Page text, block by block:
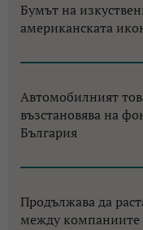
Бумът на
американската
Автомобилният
възстановява на
България
Продължава да
между компаниите